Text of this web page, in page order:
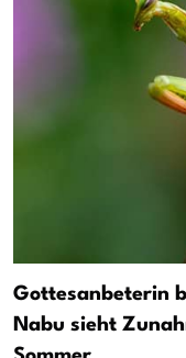
Gottesanbeterin
Nabu sieht